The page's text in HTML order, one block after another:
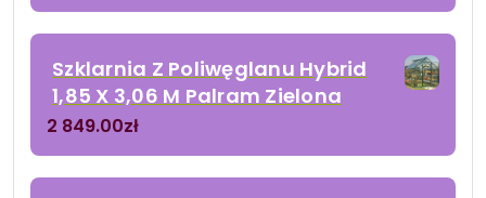
Szklarnia Z Poliwęglanu Hybrid
1,85 X 3,06 M Palram Zielona
2 849.00zł